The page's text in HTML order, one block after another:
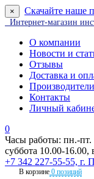
× Скачайте наше
Интернет-магазин
О компании
Новости и
Отзывы
Доставка и
Производители
Контакты
Личный
0
Часы работы: пн.-пт.
суббота 10.00-16.00,
+7 342 227-55-55, г.
В корзине 0 позиций